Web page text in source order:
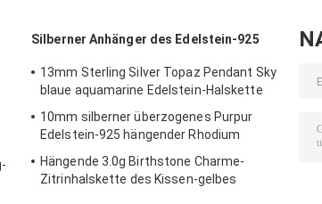
Silberner Anhänger des Edelstein-925
13mm Sterling Silver Topaz Pendant Sky
blaue aquamarine Edelstein-Halskette
10mm silberner überzogenes Purpur
Edelstein-925 hängender Rhodium
Hängende 3.0g Birthstone Charme-
Zitrinhalskette des Kissen-gelbes